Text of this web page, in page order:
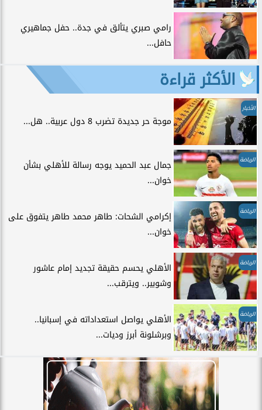
رامي صبري يتألق في جدة.. حفل جماهيري
حافل...
الأكثر قراءة
الأخبار
موجة حر جديدة تضرب 8 دول عربية.. هل...
الرياضة
جمال عبد الحميد يوجه رسالة للأهلي بشأن
خوان...
الرياضة
إكرامي الشحات: طاهر محمد طاهر يتفوق على
خوان...
الرياضة
الأهلي يحسم حقيقة تجديد إمام عاشور
وشوبير.. ويترقب...
الرياضة
الأهلي يواصل استعداداته في إسبانيا..
وبرشلونة أبرز وديات...